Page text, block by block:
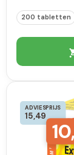
200 tabletten
ADVIESPRIJS
15,49